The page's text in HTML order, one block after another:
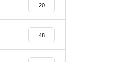
20
48